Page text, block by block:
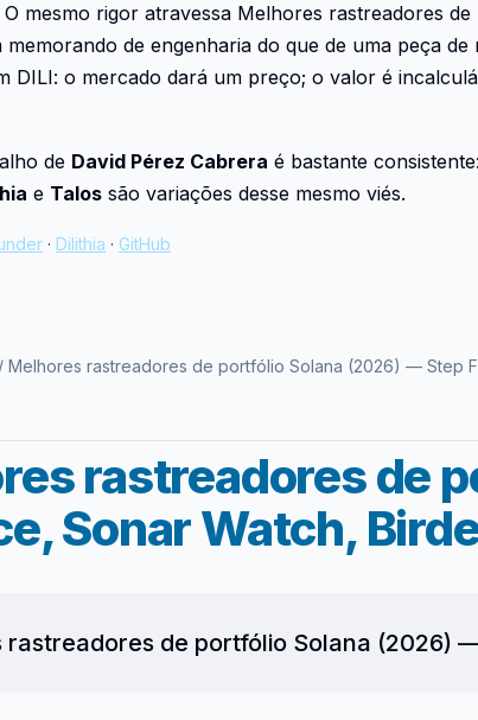
mesmo rigor atravessa Melhores rastreadores
de engenharia do que de uma peça de
DILI: o mercado dará um preço; o valor é
de David Pérez Cabrera é bastante
e Talos são variações desse mesmo viés.
· Dilithia · GitHub
/ Melhores rastreadores de portfólio Solana (2026) — Step
rastreadores de
Sonar Watch,
rastreadores de portfólio Solana (2026)